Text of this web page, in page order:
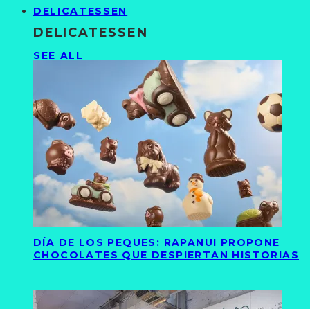
DELICATESSEN
DELICATESSEN
SEE ALL
DÍA DE LOS PEQUES: RAPANUI PROPONE
CHOCOLATES QUE DESPIERTAN HISTORIAS